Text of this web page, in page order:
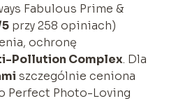
Fabulous Prime &
przy 258 opiniach)
ochronę
Pollution Complex. Dla
szczególnie ceniona
Perfect Photo-Loving